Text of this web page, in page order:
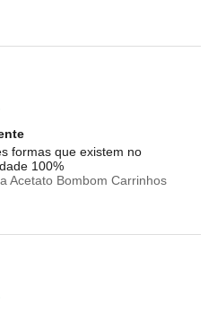
formas que existem no
100%
Acetato Bombom Carrinhos